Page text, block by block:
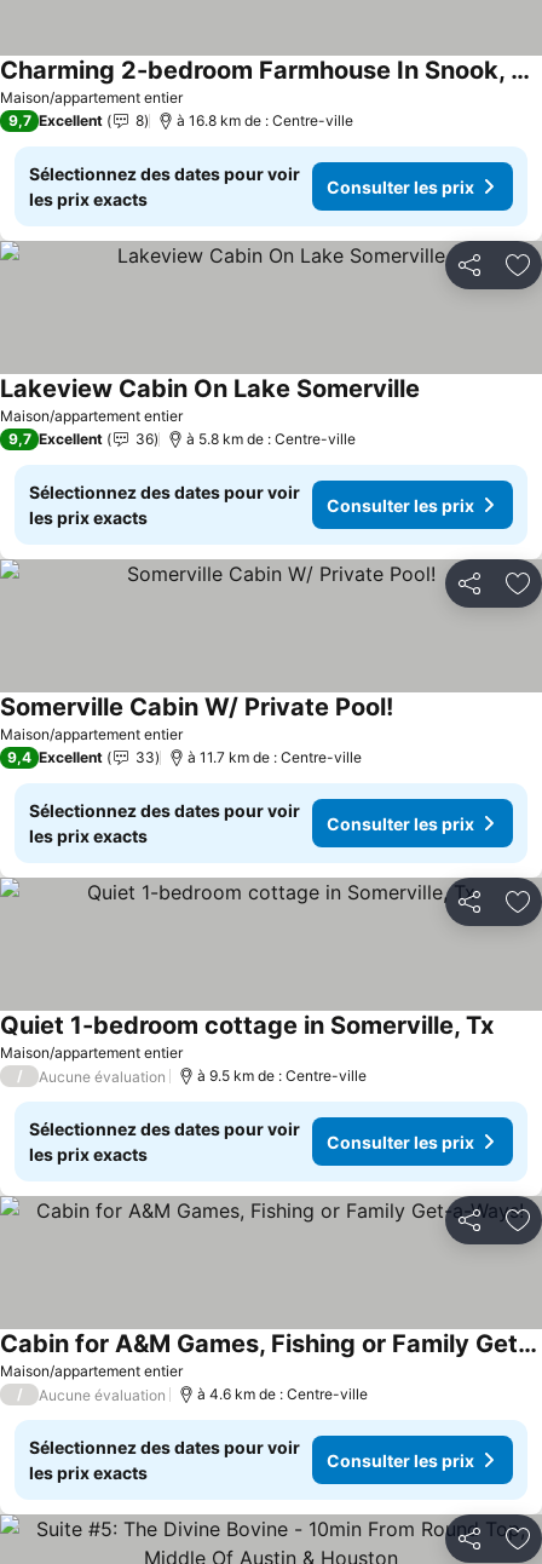
Maison/appartement entier
Charming 2-bedroom Farmhouse In Snook, Tx With Wifi And Ac
Consulter les prix
9,7 Excellent 8 à 16.8 km de : Centre-ville
Sélectionnez des dates pour voir
les prix exacts
Consulter les prix
Partager
Maison/appartement entier
Lakeview Cabin On Lake Somerville
9,7 Excellent 36 à 5.8 km de : Centre-ville
Sélectionnez des dates pour voir
les prix exacts
Consulter les prix
Partager
Maison/appartement entier
Somerville Cabin W/ Private Pool!
9,4 Excellent 33 à 11.7 km de : Centre-ville
Sélectionnez des dates pour voir
les prix exacts
Consulter les prix
Partager
Maison/appartement entier
Quiet 1-bedroom cottage in Somerville, Tx
/ Aucune évaluation à 9.5 km de : Centre-ville
Sélectionnez des dates pour voir
les prix exacts
Consulter les prix
Partager
Maison/appartement entier
Cabin for A&M Games, Fishing or Family Get-a-Ways!
Consulter les prix
/ Aucune évaluation à 4.6 km de : Centre-ville
Sélectionnez des dates pour voir
les prix exacts
Consulter les prix
Partager